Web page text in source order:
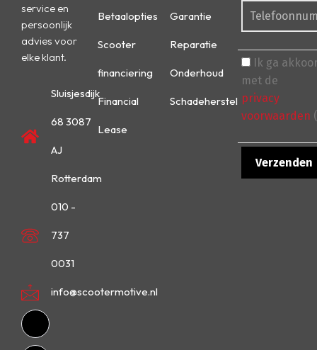
service en
persoonlijk
advies voor
elke klant.
Sluisjesdijk
68 3087
AJ
Rotterdam
010 -
737
0031
info@scootermotive.nl
Betaalopties
Scooter
financiering
Financial
Lease
Garantie
Reparatie
Onderhoud
Schadeherstel
Ik ga
met de
privacy
voorwaarden